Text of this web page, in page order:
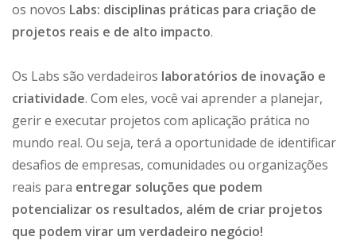
os novos Labs: disciplinas práticas para criação de
projetos reais e de alto impacto.
Os Labs são verdadeiros laboratórios de inovação e
criatividade. Com eles, você vai aprender a planejar,
gerir e executar projetos com aplicação prática no
mundo real. Ou seja, terá a oportunidade de identificar
desafios de empresas, comunidades ou organizações
reais para entregar soluções que podem
potencializar os resultados, além de criar projetos
que podem virar um verdadeiro negócio!